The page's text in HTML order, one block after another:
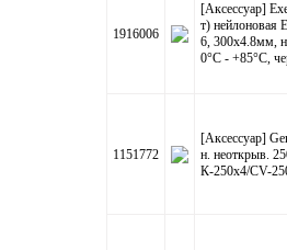
1916006
[Аксессуар]
т) нейлоновая
6, 300x4.8мм,
0°C - +85°C,
1151772
[Аксессуар]
н. неоткрыв.
К-250х4/CV-